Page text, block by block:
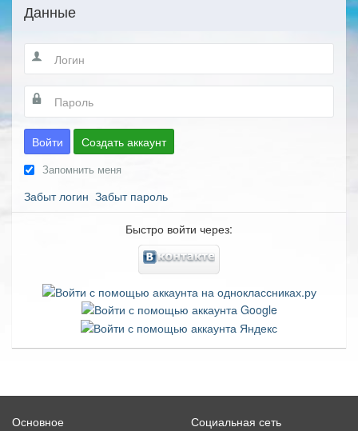
Данные
Войти Создать аккаунт
Запомнить меня
Забыт логин Забыт пароль
Быстро войти через:
Основное
Социальная сеть